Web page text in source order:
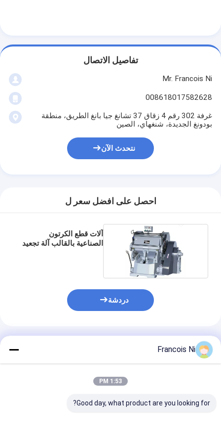
آليّ تعليب آلة
آلة الطباعة التلقائية
وظيفة الصحافة المعدات
قبل معدات الصحافة
آلة الوسم الليزر
آلة تشكيل كيس ورق
آلة التغليف التلقائية
تفاصيل الاتصال
Mr. Francois Ni
008618017582628
غرفة 302 رقم 4 زقاق 37 تشانغ جيا بانغ الطريق، منطقة
بودونغ الجديدة، شنغهاي، الصين
نتحدث الآن
احصل على افضل سعر ل
آلات قطع الكرتون
الصناعية بالقالب آلة تجعيد
دردشة
المنتجات الموصى بها
Francois Ni
1:53 PM
Good day, what product are you looking for?